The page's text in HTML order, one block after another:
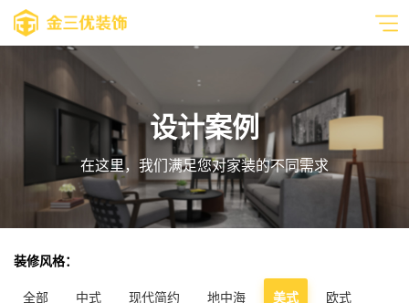
设计案例
在这里，我们满足您对家装的不同需求
装修风格：
全部 中式 现代简约 地中海 美式 欧式